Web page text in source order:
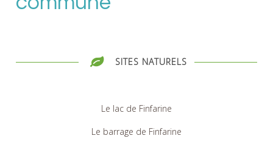
SITES NATURELS
Le lac de Finfarine
Le barrage de Finfarine